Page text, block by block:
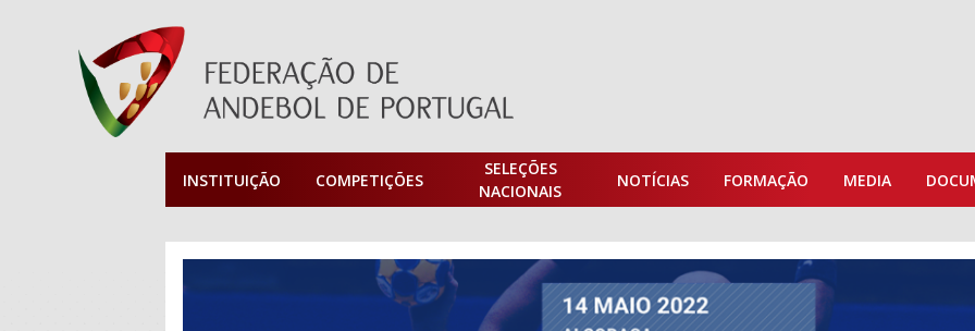
INSTITUIÇÃO COMPETIÇÕES
SELEÇÕES
NACIONAIS
NOTÍCIAS FORMAÇÃO MEDIA